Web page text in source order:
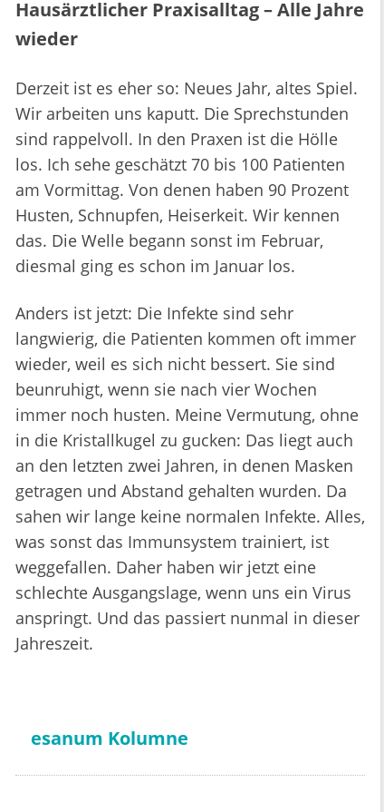
Hausärztlicher Praxisalltag – Alle Jahre
wieder
Derzeit ist es eher so: Neues Jahr, altes Spiel.
Wir arbeiten uns kaputt. Die Sprechstunden
sind rappelvoll. In den Praxen ist die Hölle
los. Ich sehe geschätzt 70 bis 100 Patienten
am Vormittag. Von denen haben 90 Prozent
Husten, Schnupfen, Heiserkeit. Wir kennen
das. Die Welle begann sonst im Februar,
diesmal ging es schon im Januar los.
Anders ist jetzt: Die Infekte sind sehr
langwierig, die Patienten kommen oft immer
wieder, weil es sich nicht bessert. Sie sind
beunruhigt, wenn sie nach vier Wochen
immer noch husten. Meine Vermutung, ohne
in die Kristallkugel zu gucken: Das liegt auch
an den letzten zwei Jahren, in denen Masken
getragen und Abstand gehalten wurden. Da
sahen wir lange keine normalen Infekte. Alles,
was sonst das Immunsystem trainiert, ist
weggefallen. Daher haben wir jetzt eine
schlechte Ausgangslage, wenn uns ein Virus
anspringt. Und das passiert nunmal in dieser
Jahreszeit.
esanum Kolumne